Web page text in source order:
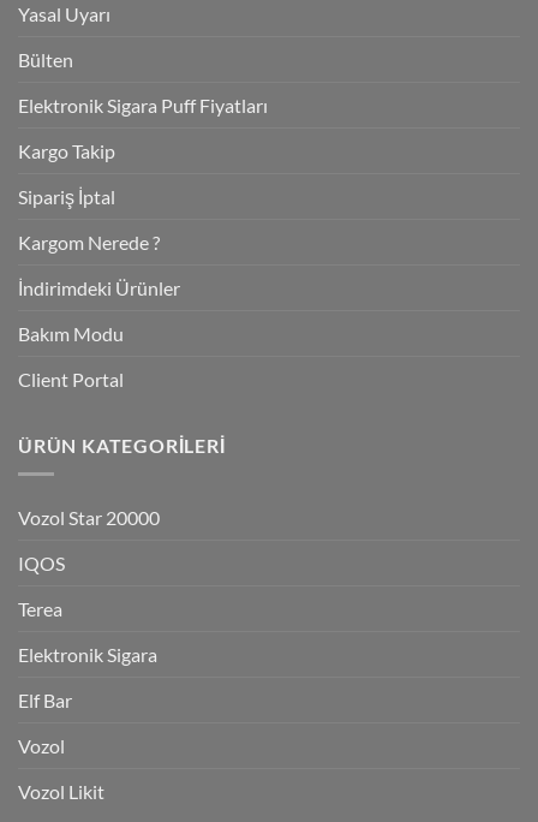
Yasal Uyarı
Bülten
Elektronik Sigara Puff Fiyatları
Kargo Takip
Sipariş İptal
Kargom Nerede ?
İndirimdeki Ürünler
Bakım Modu
Client Portal
ÜRÜN KATEGORILERI
Vozol Star 20000
IQOS
Terea
Elektronik Sigara
Elf Bar
Vozol
Vozol Likit